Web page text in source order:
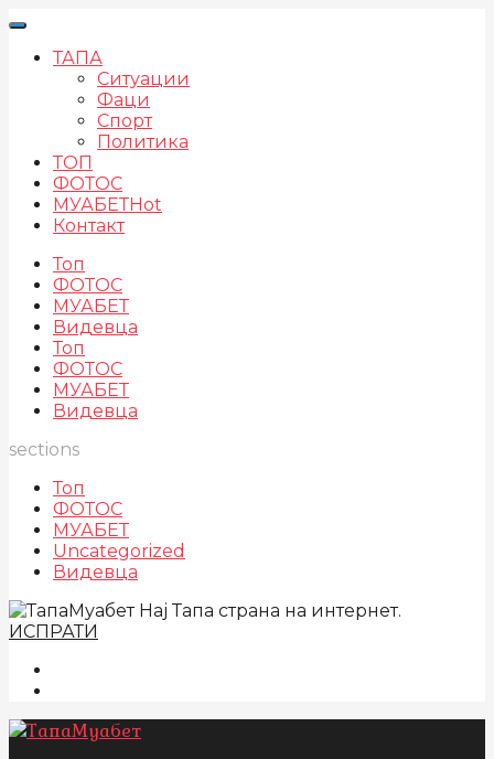
ТАПА
Ситуации
Фаци
Спорт
Политика
ТОП
ФОТОС
МУАБЕТHot
Контакт
Топ
ФОТОС
МУАБЕТ
Видевца
Топ
ФОТОС
МУАБЕТ
Видевца
sections
Топ
ФОТОС
МУАБЕТ
Uncategorized
Видевца
Нај Тапа страна на интернет.
ИСПРАТИ